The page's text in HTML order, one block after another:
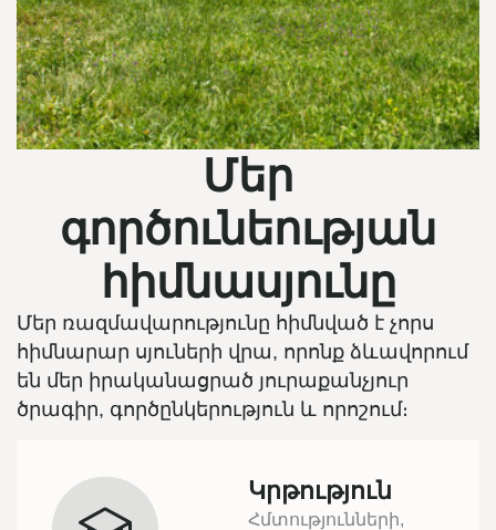
Մեր
գործունեության
հիմնասյունը
Մեր ռազմավարությունը հիմնված է չորս
հիմնարար սյուների վրա, որոնք ձևավորում
են մեր իրականացրած յուրաքանչյուր
ծրագիր, գործընկերություն և որոշում։
Կրթություն
Հմտությունների,